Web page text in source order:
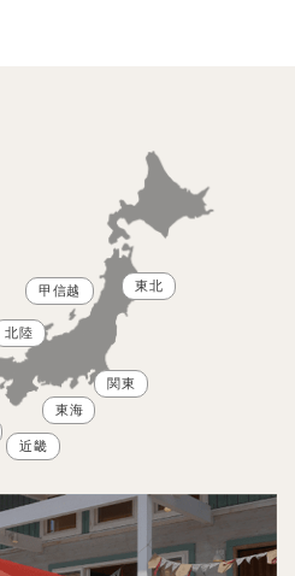
東北
甲信越
北陸
関東
東海
近畿